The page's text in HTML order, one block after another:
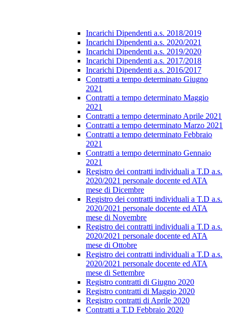
Incarichi Dipendenti a.s. 2018/2019
Incarichi Dipendenti a.s. 2020/2021
Incarichi Dipendenti a.s. 2019/2020
Incarichi Dipendenti a.s. 2017/2018
Incarichi Dipendenti a.s. 2016/2017
Contratti a tempo determinato Giugno
2021
Contratti a tempo determinato Maggio
2021
Contratti a tempo determinato Aprile 2021
Contratti a tempo determinato Marzo 2021
Contratti a tempo determinato Febbraio
2021
Contratti a tempo determinato Gennaio
2021
Registro dei contratti individuali a T.D a.s.
2020/2021 personale docente ed ATA
mese di Dicembre
Registro dei contratti individuali a T.D a.s.
2020/2021 personale docente ed ATA
mese di Novembre
Registro dei contratti individuali a T.D a.s.
2020/2021 personale docente ed ATA
mese di Ottobre
Registro dei contratti individuali a T.D a.s.
2020/2021 personale docente ed ATA
mese di Settembre
Registro contratti di Giugno 2020
Registro contratti di Maggio 2020
Registro contratti di Aprile 2020
Contratti a T.D Febbraio 2020